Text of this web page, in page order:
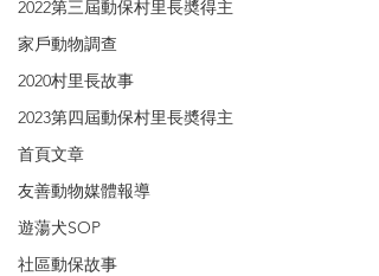
2022第三屆動保村里長奬得主
家戶動物調查
2020村里長故事
2023第四屆動保村里長奬得主
首頁文章
友善動物媒體報導
遊蕩犬SOP
社區動保故事